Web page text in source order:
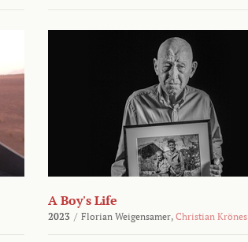
A Boy's Life
2023 / Florian Weigensamer, Christian Krönes